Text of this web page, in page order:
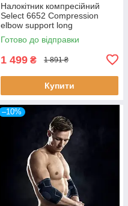
Налокітник компресійний
Select 6652 Compression
elbow support long
Готово до відправки
1 499 ₴ 1 891 ₴
Купити
–10%